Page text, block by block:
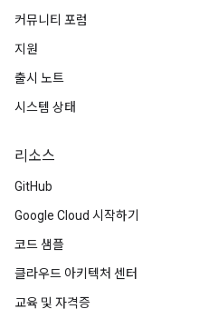
커뮤니티 포럼
지원
출시 노트
시스템 상태
리소스
GitHub
Google Cloud 시작하기
코드 샘플
클라우드 아키텍처 센터
교육 및 자격증